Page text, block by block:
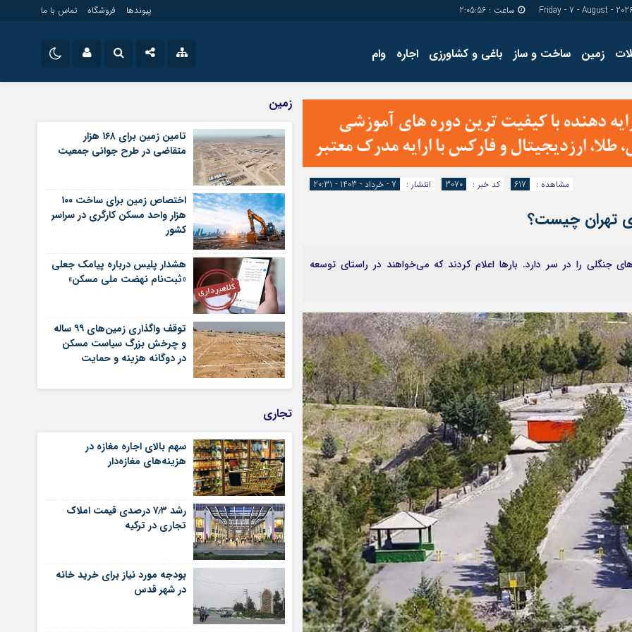
ساعت : 2:05:57 پیوندها فروشگاه تماس با ما
زمین ساخت و ساز باغی و کشاورزی اجاره وام
سروش
ایتا
آپارات
اپلیکیشن
رمز عبور
مرا به خاطر بسپار
دسترسی سریع
تماس با ما
پیوندهای سایت
سبد خريد
برگه دو ستونه
پیوندها
گروه اجتماعی
گروه اقتصاد
گروه فرهنگ
تجاری
زمین
ساخت و ساز
انتشار : 7 - خرداد - 1403 - 20:31 کد خبر : 3070 مشاهده : 617
جنگلی را در سر دارد. بارها اعلام کردند که می‌‌‌خواهند در راستای توسعه
زمین
تامین زمین برای ۱۶۸ هزار
متقاضی در طرح جوانی جمعیت
اختصاص زمین برای ساخت ۱۰۰
هزار واحد مسکن کارگری در سراسر
کشور
هشدار پلیس درباره پیامک جعلی
«ثبت‌نام نهضت ملی مسکن»
توقف واگذاری زمین‌های ۹۹ ساله
و چرخش بزرگ سیاست مسکن
در دوگانه هزینه و حمایت
تجاری
سهم بالای اجاره‌‌ مغازه در
هزینه‌‌های مغازه‌‌دار
رشد ۷٫۳ درصدی قیمت‌ املاک
تجاری در ترکیه
بودجه مورد نیاز برای خرید خانه
در شهر قدس